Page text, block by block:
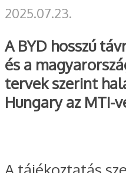
2025.07.23.
A BYD hosszú
és a
tervek szerint
Hungary az MTI-